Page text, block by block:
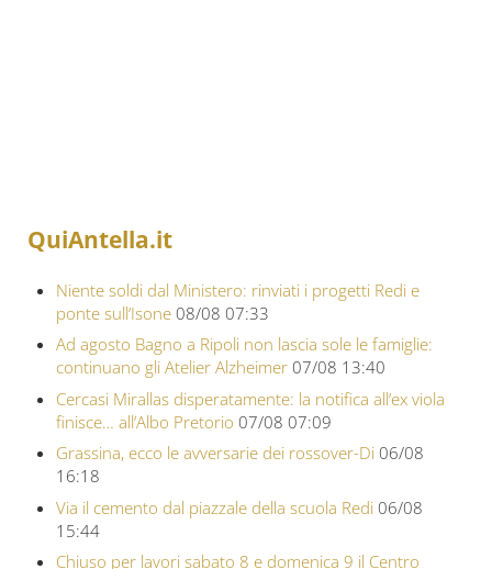
QuiAntella.it
Niente soldi dal Ministero: rinviati i progetti Redi e
ponte sull’Isone 08/08 07:33
Ad agosto Bagno a Ripoli non lascia sole le famiglie:
continuano gli Atelier Alzheimer 07/08 13:40
Cercasi Mirallas disperatamente: la notifica all’ex viola
finisce… all’Albo Pretorio 07/08 07:09
Grassina, ecco le avversarie dei rossover-Di 06/08
16:18
Via il cemento dal piazzale della scuola Redi 06/08
15:44
Chiuso per lavori sabato 8 e domenica 9 il Centro